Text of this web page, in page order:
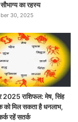
का रहस्य
30, 2025
2025 राशिफल: मेष, सिंह
को मिल सकता है धनलाभ,
रहें सतर्क